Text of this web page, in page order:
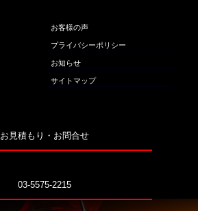
お客様の声
プライバシーポリシー
お知らせ
サイトマップ
お見積もり・お問合せ
03-5575-2215